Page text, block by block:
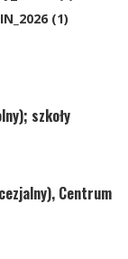
(1)
szkoły
Centrum